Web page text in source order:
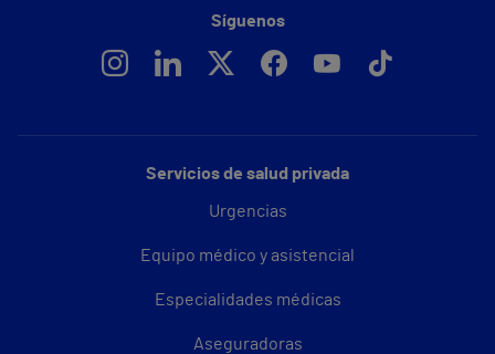
Servicios de salud privada
Urgencias
Equipo médico y asistencial
Especialidades médicas
Aseguradoras
Síguenos